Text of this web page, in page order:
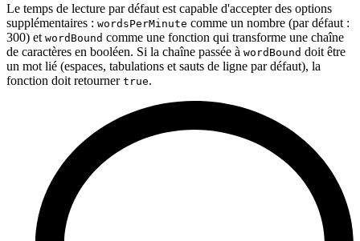
Le temps de lecture par défaut est capable d'accepter des options
supplémentaires : wordsPerMinute comme un nombre (par défaut :
300) et wordBound comme une fonction qui transforme une chaîne
de caractères en booléen. Si la chaîne passée à wordBound doit être
un mot lié (espaces, tabulations et sauts de ligne par défaut), la
fonction doit retourner true.